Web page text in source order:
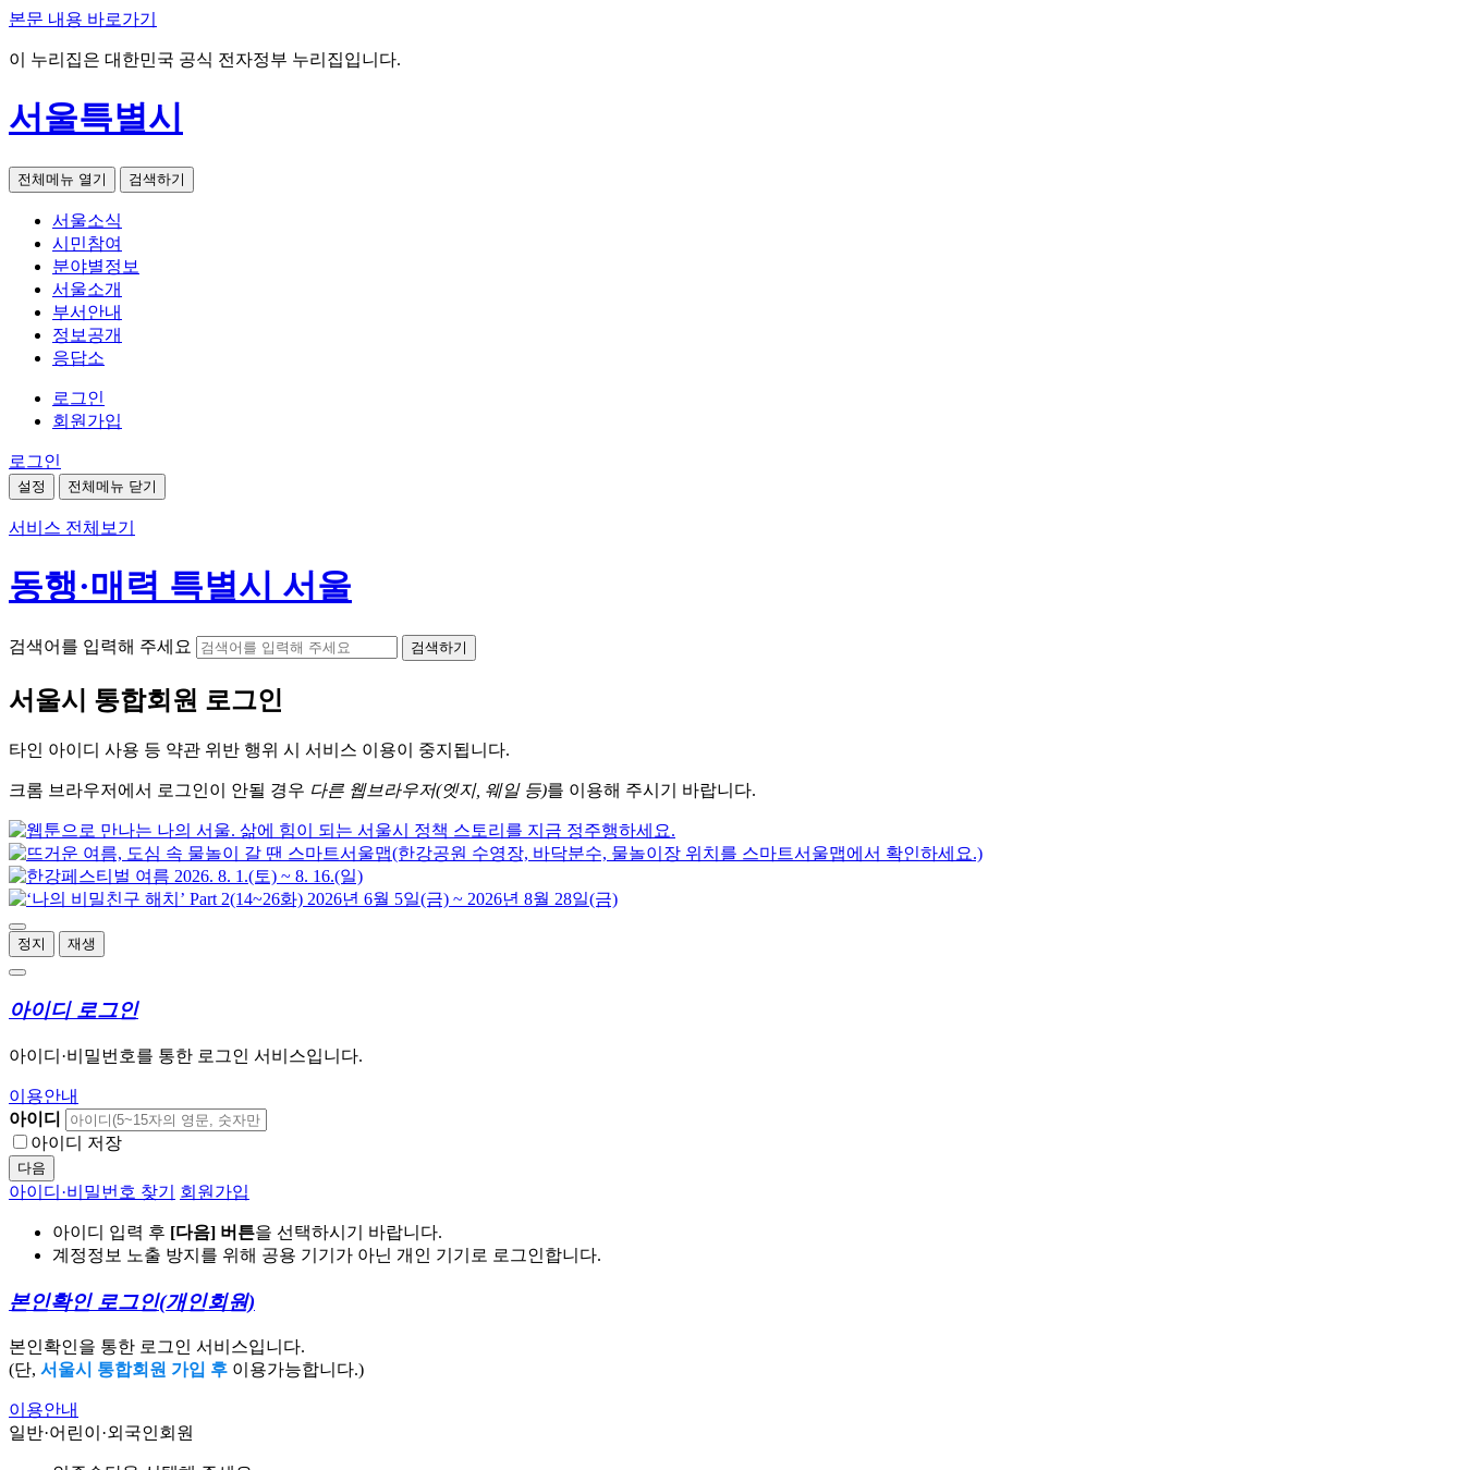
본문 내용 바로가기
이 누리집은 대한민국 공식 전자정부 누리집입니다.
서울특별시
전체메뉴 열기 검색하기
서울소식
시민참여
분야별정보
서울소개
부서안내
정보공개
응답소
로그인
회원가입
로그인
설정 전체메뉴 닫기
서비스 전체보기
동행·매력 특별시 서울
검색어를 입력해 주세요 검색하기
서울시 통합회원 로그인
타인 아이디 사용 등 약관 위반 행위 시 서비스 이용이 중지됩니다.
크롬 브라우저에서 로그인이 안될 경우 다른 웹브라우저(엣지, 웨일 등)를 이용해 주시기 바랍니다.
정지 재생
아이디 로그인
아이디·비밀번호를 통한 로그인 서비스입니다.
이용안내
아이디
아이디 저장
다음
아이디·비밀번호 찾기 회원가입
아이디 입력 후 [다음] 버튼을 선택하시기 바랍니다.
계정정보 노출 방지를 위해 공용 기기가 아닌 개인 기기로 로그인합니다.
본인확인 로그인(개인회원)
본인확인을 통한 로그인 서비스입니다.
(단, 서울시 통합회원 가입 후 이용가능합니다.)
이용안내
일반·어린이·외국인회원